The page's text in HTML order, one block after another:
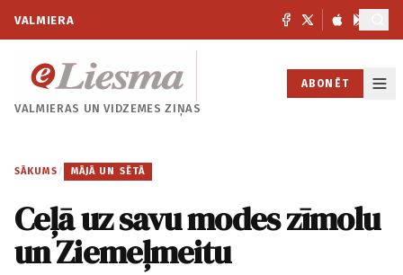
VALMIERA
VALMIERAS UNVIDZEMES ZIŅAS
ABONĒT
SĀKUMS / MĀJĀ UN SĒTĀ
Ceļā uz savu modes zīmolu
un Ziemeļmeitu